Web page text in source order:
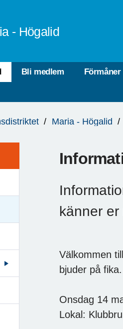
- Högalid
Bli medlem Förmåner
Maria - Högalid
känner er
Välkommen
bjuder på fika.
Onsdag 14
Lokal: